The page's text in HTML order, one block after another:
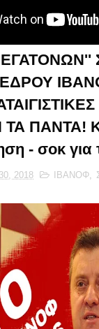
ΠΑΝΤΑ!
- σοκ για
2018 ΙΒΑΝΟΦ,